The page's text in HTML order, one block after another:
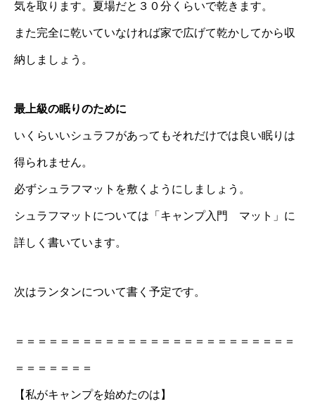
気を取ります。夏場だと３０分くらいで乾きます。
また完全に乾いていなければ家で広げて乾かしてから収
納しましょう。
最上級の眠りのために
いくらいいシュラフがあってもそれだけでは良い眠りは
得られません。
必ずシュラフマットを敷くようにしましょう。
シュラフマットについては「キャンプ入門 マット」に
詳しく書いています。
次はランタンについて書く予定です。
＝＝＝＝＝＝＝＝＝＝＝＝＝＝＝＝＝＝＝＝＝＝＝＝＝
＝＝＝＝＝＝＝
【私がキャンプを始めたのは】